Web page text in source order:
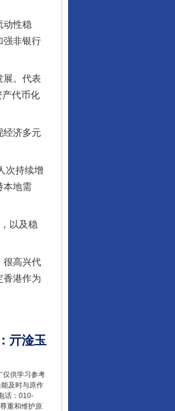
动性稳
强非银行
。代表
产代币化
济多元
次持续增
本地需
以及稳
很高兴代
香港作为
： 亓淦玉
仅供学习参考
及时与原作
话：010-
重和维护原
业